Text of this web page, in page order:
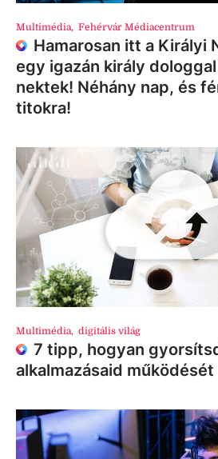
Multimédia, Fehérvár Médiacentrum
Hamarosan itt a Királyi
egy igazán király
nektek! Néhány nap, és
titokra!
Multimédia, digitális világ
7 tipp, hogyan
alkalmazásaid működését